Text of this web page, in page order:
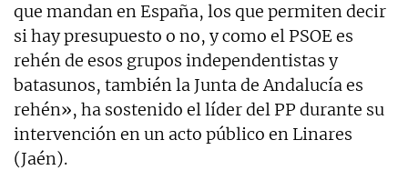
que mandan en España, los que permiten decir
si hay presupuesto o no, y como el PSOE es
rehén de esos grupos independentistas y
batasunos, también la Junta de Andalucía es
rehén», ha sostenido el líder del PP durante su
intervención en un acto público en Linares
(Jaén).